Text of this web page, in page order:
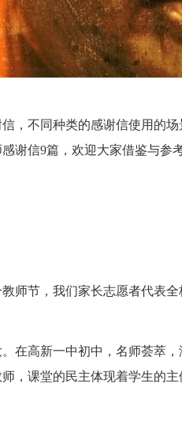
，不同种类的感谢信使用的
谢信9篇，欢迎大家借鉴与参
师节，我们家长志愿者代表
在高新一中初中，名师荟萃
，课堂的民主体现着学生的主